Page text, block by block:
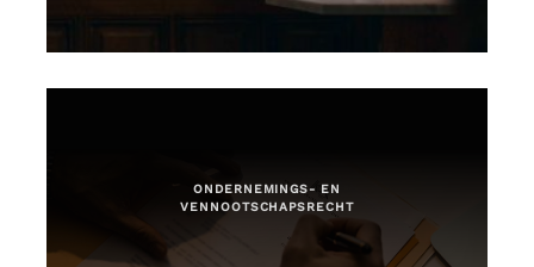
ONDERNEMINGS- EN
VENNOOTSCHAPSRECHT